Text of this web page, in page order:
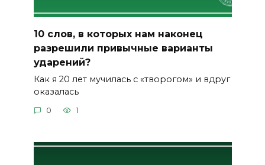
10 слов, в которых нам наконец
разрешили привычные варианты
ударений?
Как я 20 лет мучилась с «творогом» и вдруг
оказалась
0 1